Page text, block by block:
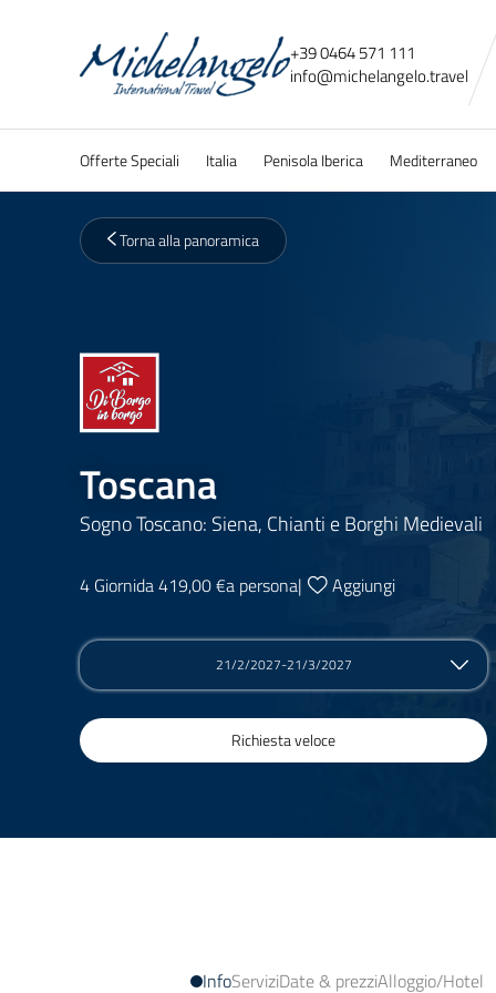
+39 0464 571 111
info@michelangelo.travel
Offerte Speciali Italia Penisola Iberica Mediterraneo
Torna alla panoramica
Toscana
Sogno Toscano: Siena, Chianti e Borghi Medievali
4 Giornida 419,00 €a persona| Aggiungi
21/2/2027-21/3/2027
Richiesta veloce
InfoServiziDate & prezziAlloggio/Hotel